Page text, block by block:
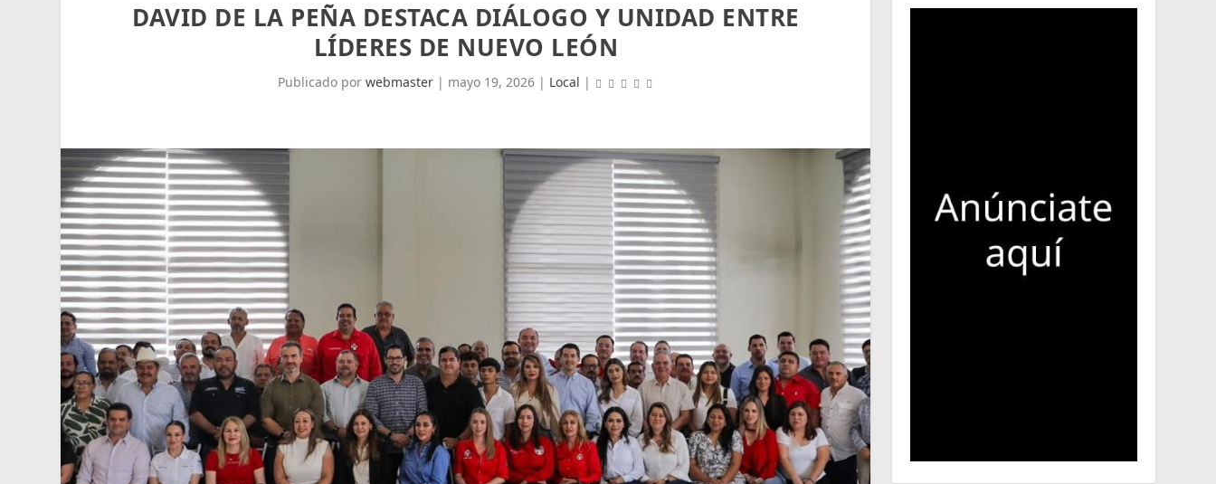
DAVID DE LA PEÑA DESTACA DIÁLOGO Y UNIDAD ENTRE
LÍDERES DE NUEVO LEÓN
Publicado por webmaster| mayo 19, 2026| Local |